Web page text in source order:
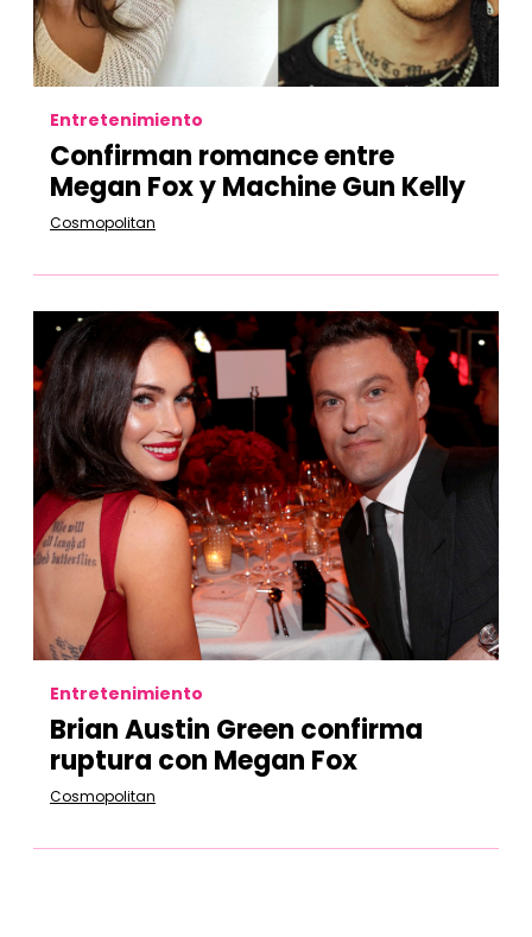
Entretenimiento
Confirman romance entre
Megan Fox y Machine Gun Kelly
Cosmopolitan
Entretenimiento
Brian Austin Green confirma
ruptura con Megan Fox
Cosmopolitan